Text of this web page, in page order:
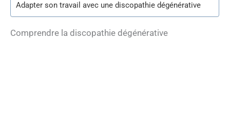
Adapter son travail avec une discopathie dégénérative
Comprendre la discopathie dégénérative